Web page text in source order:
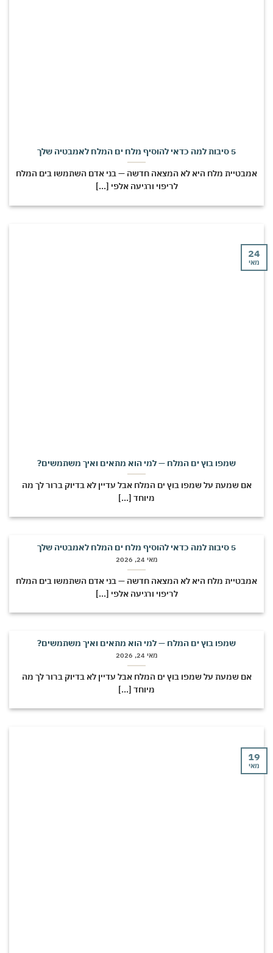
מלח היא לא המצאה חדשה — בני אדם השתמשו בים המלח
לריפוי ורגיעה אלפי [...]
שמפו בוץ ים המלח — למי הוא מתאים ואיך משתמשים?
אם שמעת על שמפו בוץ ים המלח אבל עדיין לא בדיוק ברור לך מה
מיוחד [...]
מלח היא לא המצאה חדשה — בני אדם השתמשו בים המלח
לריפוי ורגיעה אלפי [...]
שמפו בוץ ים המלח — למי הוא מתאים ואיך משתמשים?
אם שמעת על שמפו בוץ ים המלח אבל עדיין לא בדיוק ברור לך מה
מיוחד [...]